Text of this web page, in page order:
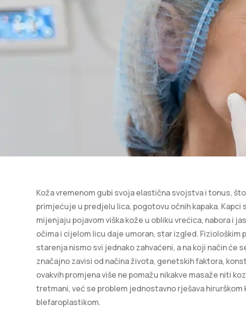
Koža vremenom gubi svoja elastična svojstva i tonus,
primjećuje u predjelu lica, pogotovu očnih kapaka. Kapci
mijenjaju pojavom viška kože u obliku vrećica, nabora i
očima i cijelom licu daje umoran, star izgled. Fiziološkim
starenja nismo svi jednako zahvaćeni, a na koji način će
značajno zavisi od načina života, genetskih faktora,
ovakvih promjena više ne pomažu nikakve masaže niti
tretmani, već se problem jednostavno rješava hirurškom
blefaroplastikom.